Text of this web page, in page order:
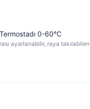
0-60°C
ayarlanabilir, raya takılabilen